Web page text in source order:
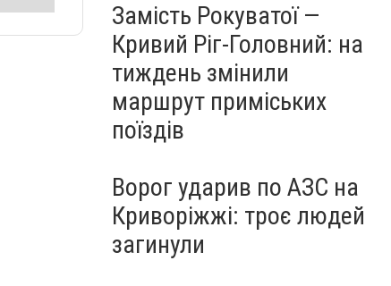
Замість Рокуватої —
Кривий Ріг-Головний: на
тиждень змінили
маршрут приміських
поїздів
Ворог ударив по АЗС на
Криворіжжі: троє людей
загинули